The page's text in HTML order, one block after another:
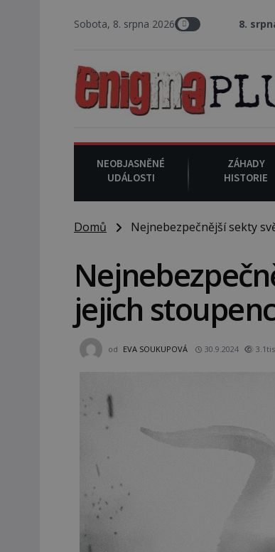
Sobota, 8. srpna 20268. srpna 2008 :
NEOBJASNĚNÉ
UDÁLOSTI
ZÁHADY
HISTORIE
Domů Nejnebezpečnější sekty
jejich
od EVA SOUKUPOVÁ 30.9.2024 3.1tis